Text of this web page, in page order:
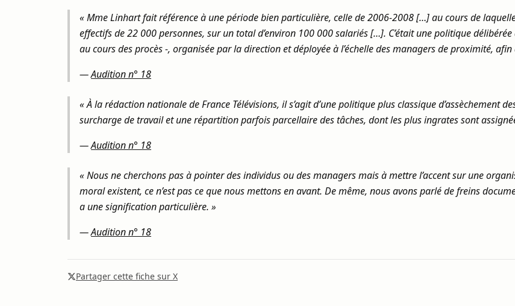
« Mme Linhart fait référence à une période bien particulière, celle de 2006-2008 […] au cours de
effectifs de 22 000 personnes, sur un total d’environ 100 000 salariés […]. C’était une politique
au cours des procès -, organisée par la direction et déployée à l’échelle des managers de proximité,
—Audition n° 18
« À la rédaction nationale de France Télévisions, il s’agit d’une politique plus classique d’assèchement
surcharge de travail et une répartition parfois parcellaire des tâches, dont les plus ingrates sont
—Audition n° 18
« Nous ne cherchons pas à pointer des individus ou des managers mais à mettre l’accent sur une
moral existent, ce n’est pas ce que nous mettons en avant. De même, nous avons parlé de freins
a une signification particulière. »
—Audition n° 18
Partager cette fiche sur X